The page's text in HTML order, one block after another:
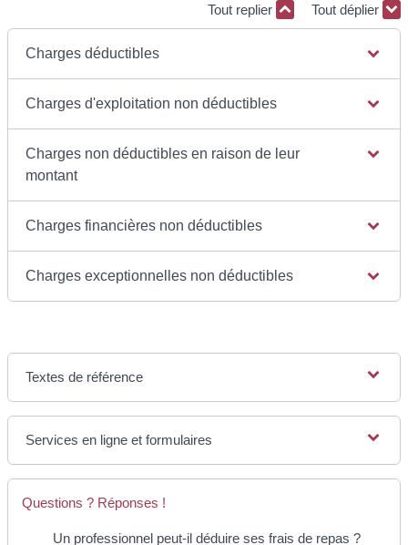
Tout replier Tout déplier
Charges déductibles
Charges d'exploitation non déductibles
Charges non déductibles en raison de leur
montant
Charges financières non déductibles
Charges exceptionnelles non déductibles
Textes de référence
Services en ligne et formulaires
Questions ? Réponses !
Un professionnel peut-il déduire ses frais de repas ?